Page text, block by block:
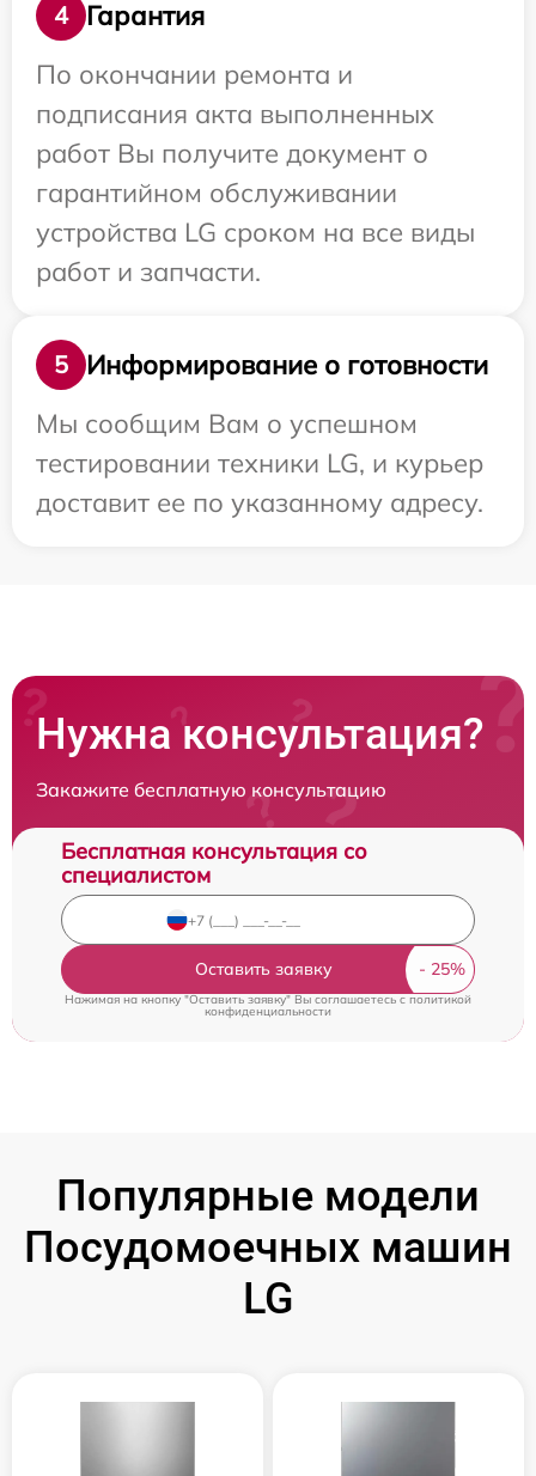
4
Гарантия
По окончании ремонта и
подписания акта выполненных
работ Вы получите документ о
гарантийном обслуживании
устройства LG сроком на все виды
работ и запчасти.
5
Информирование о готовности
Мы сообщим Вам о успешном
тестировании техники LG, и курьер
доставит ее по указанному адресу.
Нужна консультация?
Закажите бесплатную консультацию
Бесплатная консультация со
специалистом
Оставить заявку
Нажимая на кнопку "Оставить заявку" Вы соглашаетесь cполитикой
конфиденциальности
Популярные модели
Посудомоечных машин
LG